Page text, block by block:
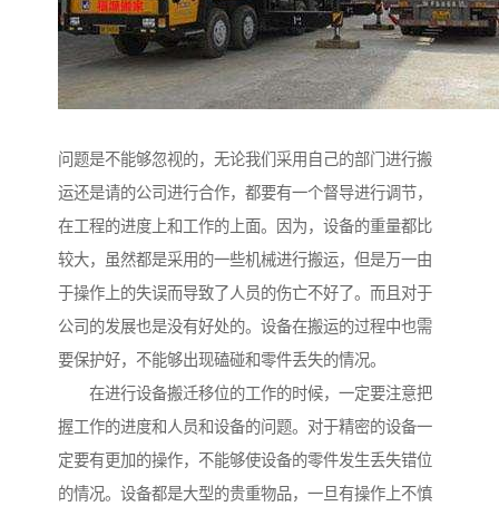
问题是不能够忽视的，无论我们采用自己的部门进行搬
运还是请的公司进行合作，都要有一个督导进行调节，
在工程的进度上和工作的上面。因为，设备的重量都比
较大，虽然都是采用的一些机械进行搬运，但是万一由
于操作上的失误而导致了人员的伤亡不好了。而且对于
公司的发展也是没有好处的。设备在搬运的过程中也需
要保护好，不能够出现磕碰和零件丢失的情况。
在进行设备搬迁移位的工作的时候，一定要注意把
握工作的进度和人员和设备的问题。对于精密的设备一
定要有更加的操作，不能够使设备的零件发生丢失错位
的情况。设备都是大型的贵重物品，一旦有操作上不慎